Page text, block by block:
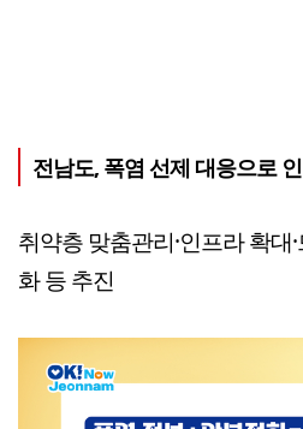
전남도, 폭염 선제 대응으로
취약층 맞춤관리·인프라 확대
화 등 추진